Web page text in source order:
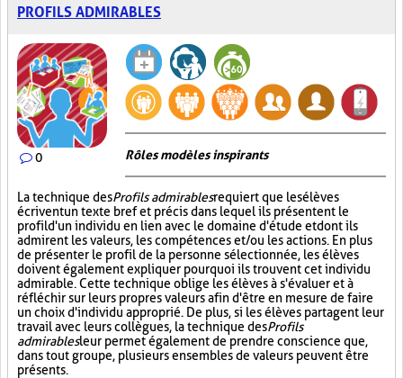
PROFILS ADMIRABLES
0 Rôles modèles inspirants
La technique desProfils admirablesrequiert que les élèves
écrivent un texte bref et précis dans lequel ils présentent le
profil d'un individu en lien avec le domaine d'étude et dont ils
admirent les valeurs, les compétences et/ou les actions. En plus
de présenter le profil de la personne sélectionnée, les élèves
doivent également expliquer pourquoi ils trouvent cet individu
admirable. Cette technique oblige les élèves à s'évaluer et à
réfléchir sur leurs propres valeurs afin d'être en mesure de faire
un choix d'individu approprié. De plus, si les élèves partagent leur
travail avec leurs collègues, la technique desProfils
admirablesleur permet également de prendre conscience que,
dans tout groupe, plusieurs ensembles de valeurs peuvent être
présents.